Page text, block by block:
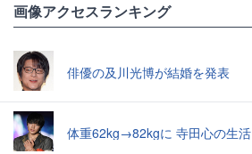
画像アクセスランキング
俳優の及川光博が結婚を発表
体重62kg→82kgに 寺田心の生活